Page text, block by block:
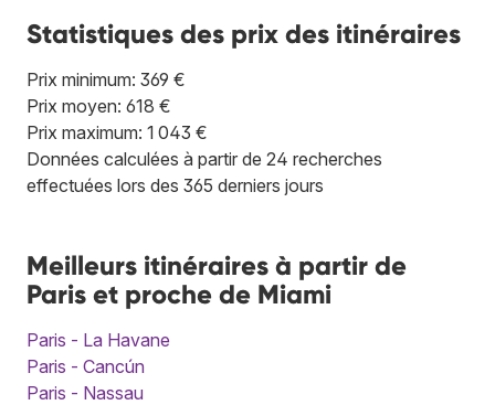
Statistiques des prix des itinéraires
Prix minimum: 369 €
Prix moyen: 618 €
Prix maximum: 1 043 €
Données calculées à partir de 24 recherches
effectuées lors des 365 derniers jours
Meilleurs itinéraires à partir de
Paris et proche de Miami
Paris - La Havane
Paris - Cancún
Paris - Nassau